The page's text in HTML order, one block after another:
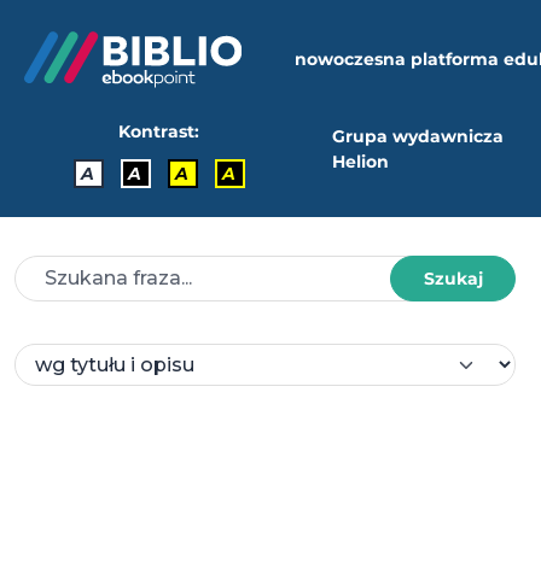
nowoczesna platforma
Kontrast:
A
A A A
Grupa wydawnicza
Helion
Szukaj